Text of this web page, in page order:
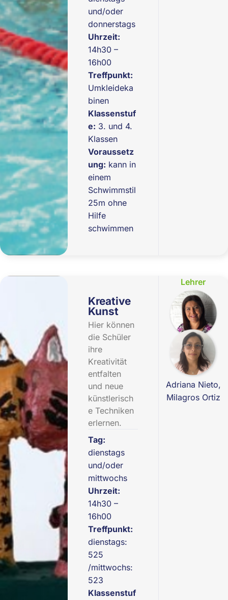
und/oder
donnerstags
Uhrzeit:
14h30 –
16h00
Treffpunkt:
Umkleideka
binen
Klassenstuf
e: 3. und 4.
Klassen
Voraussetz
ung: kann in
einem
Schwimmstil
25m ohne
Hilfe
schwimmen
Kreative
Kunst
Hier können
die Schüler
ihre
Kreativität
entfalten
und neue
künstlerisch
e Techniken
erlernen.
Tag:
dienstags
und/oder
mittwochs
Uhrzeit:
14h30 –
16h00
Treffpunkt:
dienstags:
525
/mittwochs:
523
Klassenstuf
Lehrer
Adriana Nieto,
Milagros Ortiz